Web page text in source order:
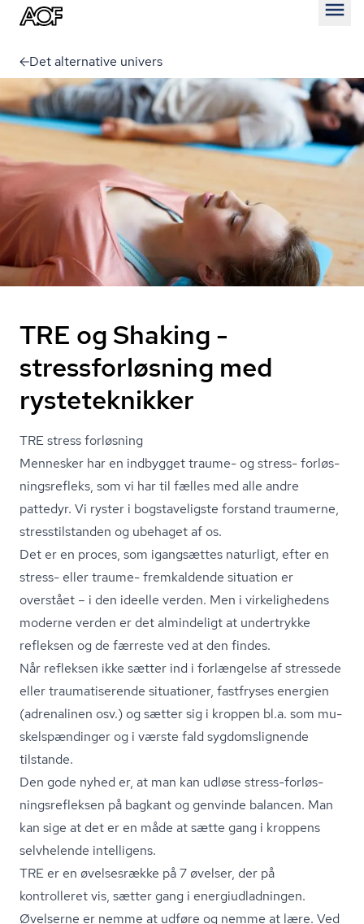
Det alternative univers
TRE og Shaking -
stressforløsning med
rysteteknikker
TRE stress forløsning
Mennesker har en indbygget traume- og stress- for­løs­
nings­re­fleks, som vi har til fælles med alle andre
pattedyr. Vi ryster i bogstaveligste forstand traumerne,
stres­stil­stan­den og ubehaget af os.
Det er en proces, som igangsættes naturligt, efter en
stress- eller traume- fremkaldende situation er
overstået – i den ideelle verden. Men i virkelighedens
moderne verden er det almindeligt at undertrykke
refleksen og de færreste ved at den findes.
Når refleksen ikke sætter ind i forlængelse af stressede
eller trau­ma­ti­se­ren­de situationer, fastfryses energien
(adrenalinen osv.) og sætter sig i kroppen bl.a. som mu­
skel­spæn­din­ger og i værste fald syg­doms­lig­nen­de
tilstande.
Den gode nyhed er, at man kan udløse stress-for­løs­
nings­re­flek­sen på bagkant og genvinde balancen. Man
kan sige at det er en måde at sætte gang i kroppens
selvhelende intelligens.
TRE er en øvelsesrække på 7 øvelser, der på
kontrolleret vis, sætter gang i ener­gi­ud­lad­nin­gen.
Øvelserne er nemme at udføre og nemme at lære. Ved